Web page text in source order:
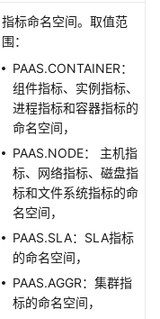
指标命名空间。取值范
围：
PAAS.CONTAINER：
组件指标、实例指标、
进程指标和容器指标的
命名空间，
PAAS.NODE： 主机指
标、网络指标、磁盘指
标和文件系统指标的命
名空间，
PAAS.SLA：SLA指标
的命名空间，
PAAS.AGGR：集群指
标的命名空间，